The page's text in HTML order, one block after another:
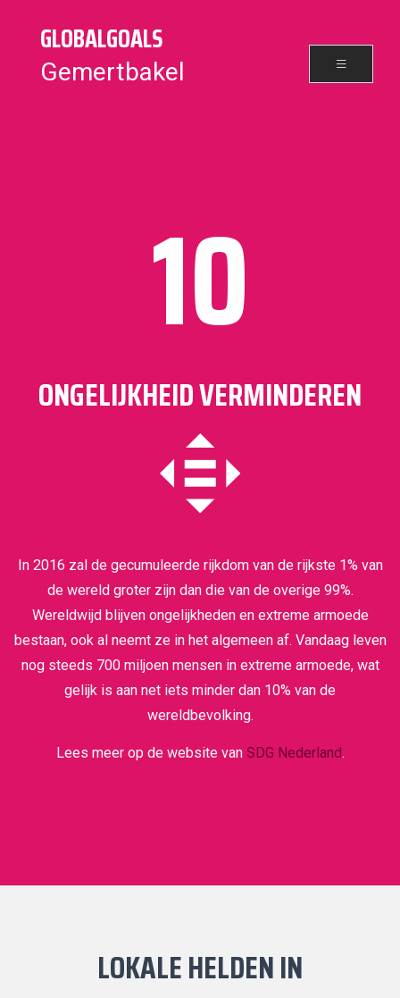
GLOBALGOALS
Gemertbakel
10
ONGELIJKHEID VERMINDEREN
In 2016 zal de gecumuleerde rijkdom van de rijkste 1% van
de wereld groter zijn dan die van de overige 99%.
Wereldwijd blijven ongelijkheden en extreme armoede
bestaan, ook al neemt ze in het algemeen af. Vandaag leven
nog steeds 700 miljoen mensen in extreme armoede, wat
gelijk is aan net iets minder dan 10% van de
wereldbevolking.
Lees meer op de website van SDG Nederland.
LOKALE HELDEN IN